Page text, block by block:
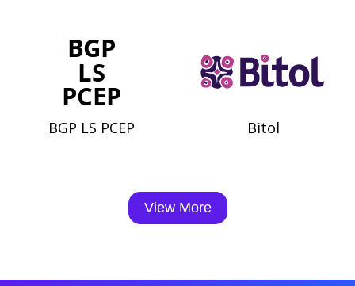
BGP LS PCEP Bitol
View More